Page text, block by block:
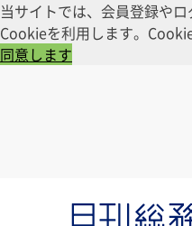
当サイトでは、会員登録や
Cookieを利用します。
同意します